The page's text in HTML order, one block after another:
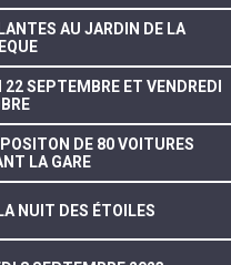
AU JARDIN DE LA
SEPTEMBRE ET VENDREDI
DE 80 VOITURES
LA GARE
NUIT DES ÉTOILES